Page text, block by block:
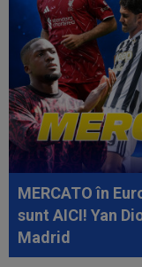
Dalian Yingbo
10:08 OFICIAL
Serie B: ”Am spus
09:52 OFICIAL
A
2026, în SuperLiga
09:48
Giovanni
Serie A
09:47 EXCLUSIV
convins Ioan Varga
MERCATO în
sunt AICI! Yan
Madrid